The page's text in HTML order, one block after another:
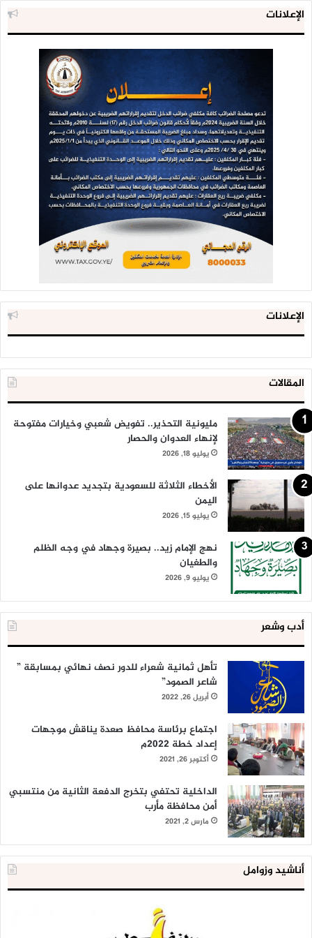
من صبر وحكمة وصمود في دحض كل المؤامرات والمخططات
الإجرامية من قبل أعداء الوطن في الداخل والخارج .
وفوض المشاركون قائد المسيرة القرآنية وأبدوا تأييدهم تنفيذ
الخيارات الاستراتيجية الحتمية .. منددين بكل الجرائم التي يتعرض
لها الوطن في عموم محافظات الجمهورية .
كما استنكر المشاركون الصمت الدولي إزاء جرائم العدوان السعودي
وكذا مواقف المنظمات الدولية والإنسانية تجاه المجازر التي
يرتكبها نظام آل سعود بحق الشعب اليمني منذ ما يقارب خمسة
أشهر في كافة المحافظات .
الإعلانات
الإعلانات
المقالات
مليونية التحذير.. تفويض شعبي وخيارات مفتوحة
لإنهاء العدوان والحصار
يوليو 18, 2026
الأخطاء الثلاثة للسعودية بتجديد عدوانها على
اليمن
يوليو 15, 2026
نهج الإمام زيد.. بصيرة وجهاد في وجه الظلم
والطغيان
يوليو 9, 2026
أدب وشعر
تأهل ثمانية شعراء للدور نصف نهائي بمسابقة ”
شاعر الصمود”
أبريل 26, 2022
اجتماع برئاسة محافظ صعدة يناقش موجهات
إعداد خطة 2022م
أكتوبر 26, 2021
الداخلية تحتفي بتخرج الدفعة الثانية من منتسبي
أمن محافظة مأرب
مارس 2, 2021
أناشيد وزوامل